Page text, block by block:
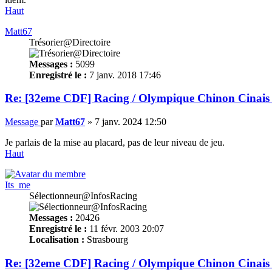
Haut
Matt67
Trésorier@Directoire
Messages : 5099
Enregistré le : 7 janv. 2018 17:46
Re: [32eme CDF] Racing / Olympique Chinon Cinais
Message parMatt67 » 7 janv. 2024 12:50
Je parlais de la mise au placard, pas de leur niveau de jeu.
Haut
Its_me
Sélectionneur@InfosRacing
Messages : 20426
Enregistré le : 11 févr. 2003 20:07
Localisation : Strasbourg
Re: [32eme CDF] Racing / Olympique Chinon Cinais